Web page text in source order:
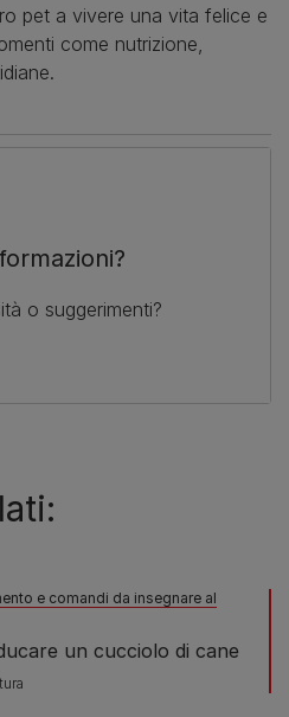
pet a vivere una vita felice e
come nutrizione,
o suggerimenti?
e comandi da insegnare al
un cucciolo di cane